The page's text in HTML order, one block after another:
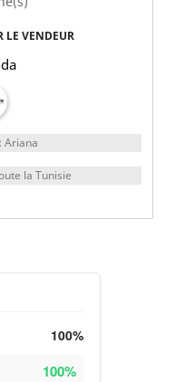
VENDEUR
Ariana
la Tunisie
100%
100%